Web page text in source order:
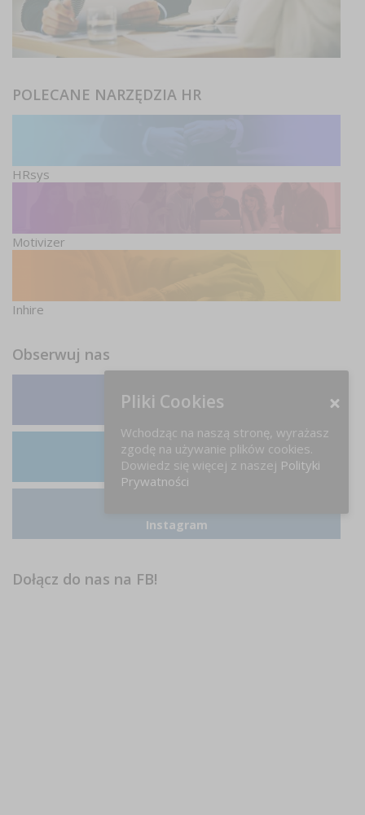
POLECANE NARZĘDZIA HR
HRsys
Motivizer
Inhire
Obserwuj nas
Facebook
LinkedIn
Instagram
Dołącz do nas na FB!
Pliki Cookies
Wchodząc na naszą stronę, wyrażasz
zgodę na używanie plików cookies.
Dowiedz się więcej z naszej Polityki
Prywatności